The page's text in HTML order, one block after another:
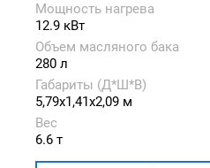
Мощность нагрева
12.9 кВт
Объем масляного бака
280 л
Габариты (Д*Ш*В)
5,79x1,41x2,09 м
Вес
6.6 т